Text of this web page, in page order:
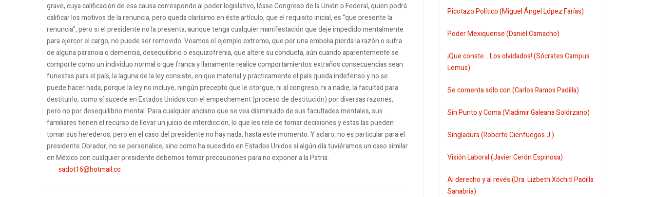
grave, cuya calificación de esa causa corresponde al poder legislativo, léase Congreso de la Unión o Federal, quien podrá
calificar los motivos de la renuncia, pero queda clarísimo en éste artículo, que el requisito inicial, es “que presente la
renuncia”,pero si el presidente no la presenta, aunque tenga cualquier manifestación que deje impedido mentalmente
para ejercer el cargo, no puede ser removido.Veamos el ejemplo extremo, que por una embolia pierda la razón o sufra
de alguna paranoia o demencia, desequilibrio o esquizofrenia, que altere su conducta, aún cuando aparentemente se
comporte como un individuo normal o que franca y llanamente realice comportamientos extraños consecuencias sean
funestas para el país, la laguna de la ley consiste, en que material y prácticamente el país queda indefenso y no se
puede hacer nada, porque la ley no incluye, ningún precepto que le otorgue, ni al congreso, ni a nadie, la facultad para
destituirlo, como sí sucede en Estados Unidos con el empechement (proceso de destitución) por diversas razones,
pero no por desequilibrio mental.Para cualquier anciano que se vea disminuido de sus facultades mentales, sus
familiares tienen el recurso de llevar un juicio de interdicción, lo que les rele de tomar decisiones y estas las pueden
tomar sus herederos, pero en el caso del presidente no hay nada, hasta este momento.Y aclaro, no es particular para el
presidente Obrador, no se personalice, sino como ha sucedido en Estados Unidos si algún día tuviéramos un caso similar
en México con cualquier presidente debemos tomar precauciones para no exponer a la Patria.
sadot16@hotmail.co
Picotazo Político (Miguel Ángel López Farías)
Poder Mexiquense (Daniel Camacho)
¡Que conste... Los olvidados! (Sócrates Campus
Lemus)
Se comenta sólo con (Carlos Ramos Padilla)
Sin Punto y Coma (Vladimir Galeana Solórzano)
Singladura (Roberto Cienfuegos J.)
Visión Laboral (Javier Cerón Espinosa)
Al derecho y al revés (Dra. Lizbeth Xóchitl Padilla
Sanabria)